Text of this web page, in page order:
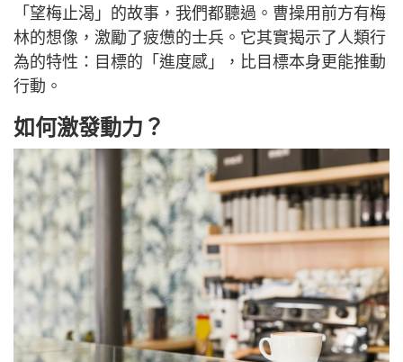
「望梅止渴」的故事，我們都聽過。曹操用前方有梅
林的想像，激勵了疲憊的士兵。它其實揭示了人類行
為的特性：目標的「進度感」，比目標本身更能推動
行動。
如何激發動力？